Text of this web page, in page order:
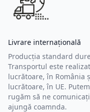
Livrare internațională
Producția standard
Transportul este
lucrătoare, în România
lucrătoare, în UE.
rugăm să ne
ajungă coamnda.